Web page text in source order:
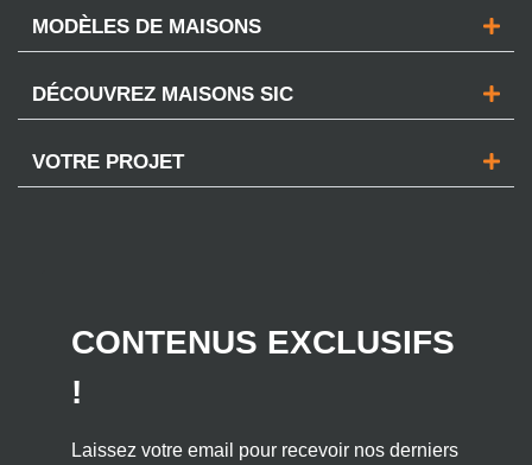
MODÈLES DE MAISONS
DÉCOUVREZ MAISONS SIC
VOTRE PROJET